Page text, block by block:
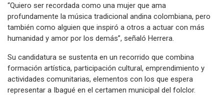
“Quiero ser recordada como una mujer que ama
profundamente la música tradicional andina colombiana, pero
también como alguien que inspiró a otros a actuar con más
humanidad y amor por los demás”, señaló Herrera.
Su candidatura se sustenta en un recorrido que combina
formación artística, participación cultural, emprendimiento y
actividades comunitarias, elementos con los que espera
representar a Ibagué en el certamen municipal del folclor.